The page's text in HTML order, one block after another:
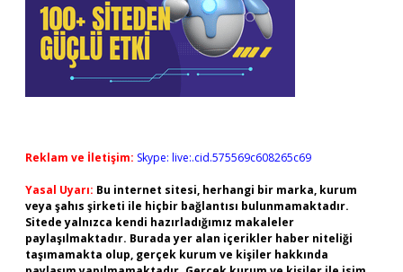
Reklam ve İletişim: Skype: live:.cid.575569c608265c69
Yasal Uyarı: Bu internet sitesi, herhangi bir marka, kurum
veya şahıs şirketi ile hiçbir bağlantısı bulunmamaktadır.
Sitede yalnızca kendi hazırladığımız makaleler
paylaşılmaktadır. Burada yer alan içerikler haber niteliği
taşımamakta olup, gerçek kurum ve kişiler hakkında